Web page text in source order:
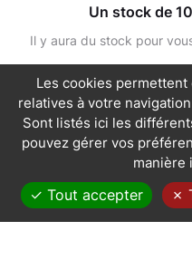
Un stock de
Il y aura du stock pour
Une
Livraison sur la France en
Les cookies
relatives à votre
Sont listés ici les
pouvez gérer vos
manière
Tout accepter